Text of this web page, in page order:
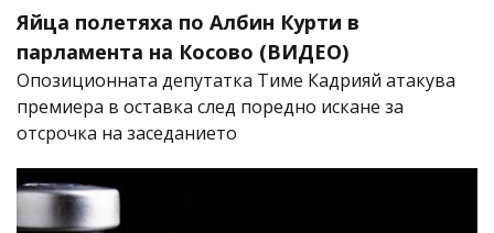
Яйца полетяха по Албин Курти в
парламента на Косово (ВИДЕО)
Опозиционната депутатка Тиме Кадрияй атакува
премиера в оставка след поредно искане за
отсрочка на заседанието